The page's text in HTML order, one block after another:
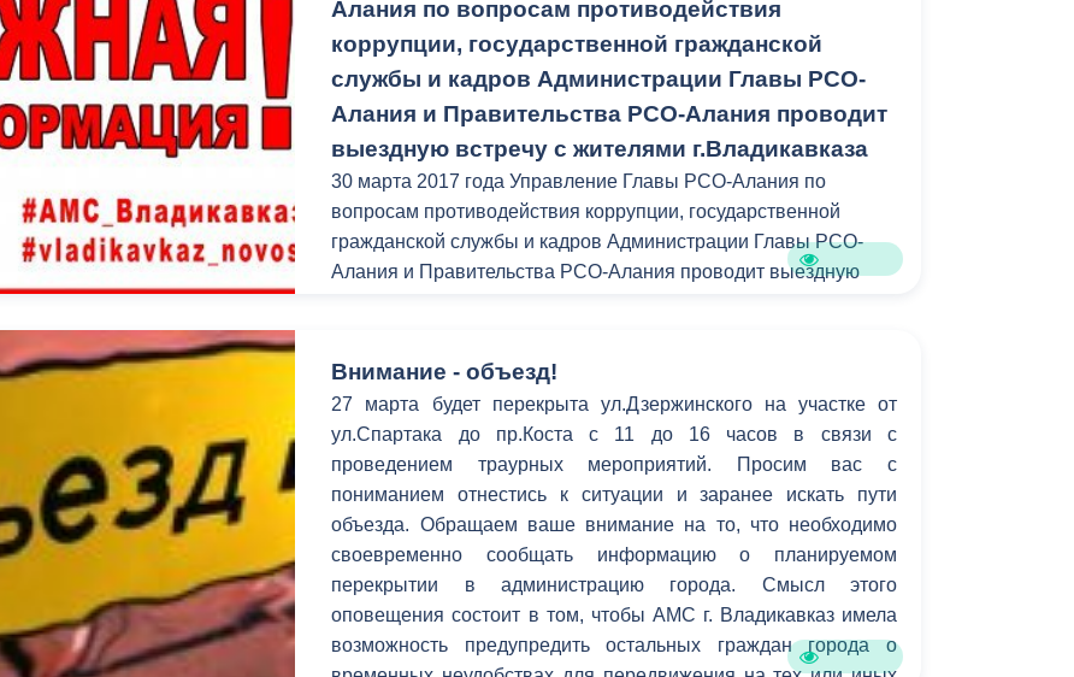
Алания по вопросам противодействия
коррупции, государственной гражданской
службы и кадров Администрации Главы РСО-
Алания и Правительства РСО-Алания проводит
выездную встречу с жителями г.Владикавказа
30 марта 2017 года Управление Главы РСО-Алания по
вопросам противодействия коррупции, государственной
гражданской службы и кадров Администрации Главы РСО-
Алания и Правительства РСО-Алания проводит выездную
коррупции, информирования население о мерах,
принимаемых в рамках государственной антикоррупционной
политики, а также о существующих способах сообщения о
фактах проявления коррупционного поведения.
Внимание - объезд!
27 марта будет перекрыта ул.Дзержинского на участке от
ул.Спартака до пр.Коста с 11 до 16 часов в связи с
проведением траурных мероприятий. Просим вас с
пониманием отнестись к ситуации и заранее искать пути
объезда. Обращаем ваше внимание на то, что необходимо
своевременно сообщать информацию о планируемом
перекрытии в администрацию города. Смысл этого
оповещения состоит в том, чтобы АМС г. Владикавказ имела
возможность предупредить остальных граждан города о